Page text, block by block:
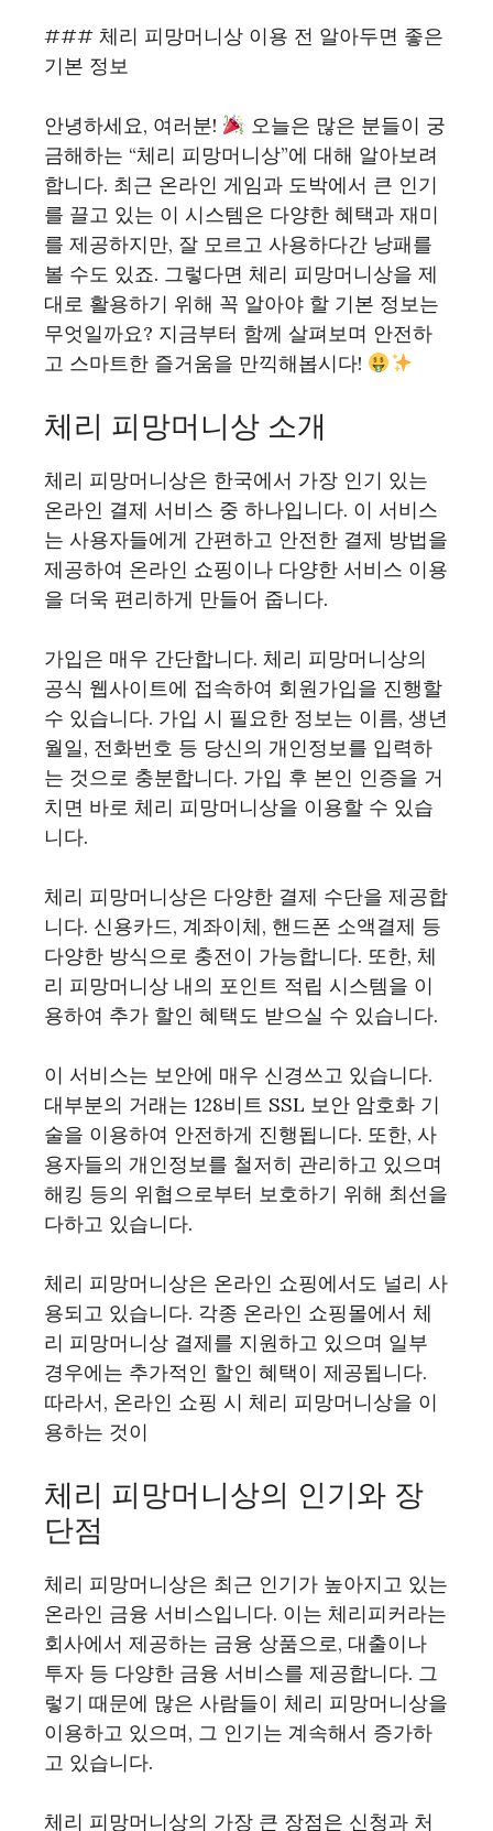
### 체리 피망머니상 이용 전 알아두면 좋은
기본 정보
안녕하세요, 여러분!
오늘은 많은 분들이 궁
금해하는 “체리 피망머니상”에 대해 알아보려
합니다. 최근 온라인 게임과 도박에서 큰 인기
를 끌고 있는 이 시스템은 다양한 혜택과 재미
를 제공하지만, 잘 모르고 사용하다간 낭패를
볼 수도 있죠. 그렇다면 체리 피망머니상을 제
대로 활용하기 위해 꼭 알아야 할 기본 정보는
무엇일까요? 지금부터 함께 살펴보며 안전하
고 스마트한 즐거움을 만끽해봅시다!
체리 피망머니상 소개
체리 피망머니상은 한국에서 가장 인기 있는
온라인 결제 서비스 중 하나입니다. 이 서비스
는 사용자들에게 간편하고 안전한 결제 방법을
제공하여 온라인 쇼핑이나 다양한 서비스 이용
을 더욱 편리하게 만들어 줍니다.
가입은 매우 간단합니다. 체리 피망머니상의
공식 웹사이트에 접속하여 회원가입을 진행할
수 있습니다. 가입 시 필요한 정보는 이름, 생년
월일, 전화번호 등 당신의 개인정보를 입력하
는 것으로 충분합니다. 가입 후 본인 인증을 거
치면 바로 체리 피망머니상을 이용할 수 있습
니다.
체리 피망머니상은 다양한 결제 수단을 제공합
니다. 신용카드, 계좌이체, 핸드폰 소액결제 등
다양한 방식으로 충전이 가능합니다. 또한, 체
리 피망머니상 내의 포인트 적립 시스템을 이
용하여 추가 할인 혜택도 받으실 수 있습니다.
이 서비스는 보안에 매우 신경쓰고 있습니다.
대부분의 거래는 128비트 SSL 보안 암호화 기
술을 이용하여 안전하게 진행됩니다. 또한, 사
용자들의 개인정보를 철저히 관리하고 있으며
해킹 등의 위협으로부터 보호하기 위해 최선을
다하고 있습니다.
체리 피망머니상은 온라인 쇼핑에서도 널리 사
용되고 있습니다. 각종 온라인 쇼핑몰에서 체
리 피망머니상 결제를 지원하고 있으며 일부
경우에는 추가적인 할인 혜택이 제공됩니다.
따라서, 온라인 쇼핑 시 체리 피망머니상을 이
용하는 것이
체리 피망머니상의 인기와 장
단점
체리 피망머니상은 최근 인기가 높아지고 있는
온라인 금융 서비스입니다. 이는 체리피커라는
회사에서 제공하는 금융 상품으로, 대출이나
투자 등 다양한 금융 서비스를 제공합니다. 그
렇기 때문에 많은 사람들이 체리 피망머니상을
이용하고 있으며, 그 인기는 계속해서 증가하
고 있습니다.
체리 피망머니상의 가장 큰 장점은 신청과 처